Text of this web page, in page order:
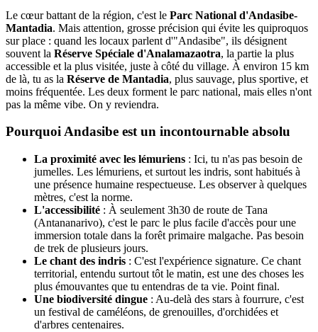
Le cœur battant de la région, c'est le Parc National d'Andasibe-
Mantadia. Mais attention, grosse précision qui évite les quiproquos
sur place : quand les locaux parlent d'"Andasibe", ils désignent
souvent la Réserve Spéciale d'Analamazaotra, la partie la plus
accessible et la plus visitée, juste à côté du village. À environ 15 km
de là, tu as la Réserve de Mantadia, plus sauvage, plus sportive, et
moins fréquentée. Les deux forment le parc national, mais elles n'ont
pas la même vibe. On y reviendra.
Pourquoi Andasibe est un incontournable absolu
La proximité avec les lémuriens : Ici, tu n'as pas besoin de
jumelles. Les lémuriens, et surtout les indris, sont habitués à
une présence humaine respectueuse. Les observer à quelques
mètres, c'est la norme.
L'accessibilité : À seulement 3h30 de route de Tana
(Antananarivo), c'est le parc le plus facile d'accès pour une
immersion totale dans la forêt primaire malgache. Pas besoin
de trek de plusieurs jours.
Le chant des indris : C'est l'expérience signature. Ce chant
territorial, entendu surtout tôt le matin, est une des choses les
plus émouvantes que tu entendras de ta vie. Point final.
Une biodiversité dingue : Au-delà des stars à fourrure, c'est
un festival de caméléons, de grenouilles, d'orchidées et
d'arbres centenaires.